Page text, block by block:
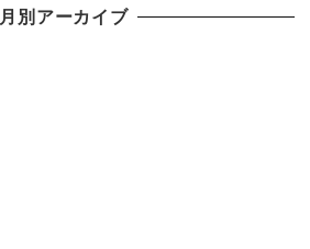
月別アーカイブ